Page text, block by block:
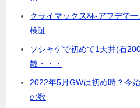
クライマックス杯-アプデで
検証
ソシャゲで初めて1天井(石
散・・・
2022年5月GWは初め時？今
の数